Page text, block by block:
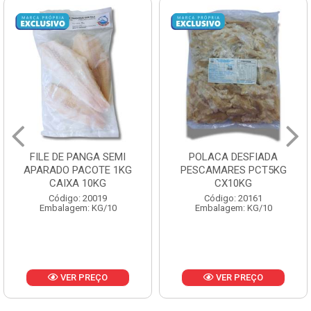
POLACA DESFIADA
PESCAMARES PCT5KG
CX10KG
Código: 20161
Embalagem: KG/10
VER PREÇO
POLACA DESFIADA
PESCAMARES PCT1KG
CX10KG
Código: 20162
Embalagem: KG/10
VER PREÇO